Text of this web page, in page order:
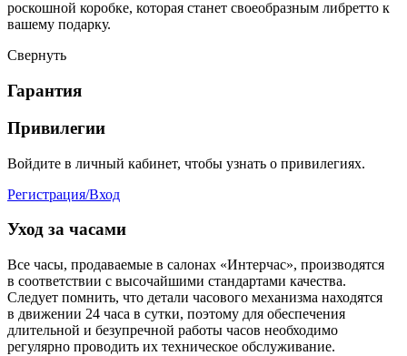
роскошной коробке, которая станет своеобразным либретто к
вашему подарку.
Свернуть
Гарантия
Привилегии
Войдите в личный кабинет, чтобы узнать о привилегиях.
Регистрация/Вход
Уход за часами
Все часы, продаваемые в салонах «Интерчас», производятся
в соответствии с высочайшими стандартами качества.
Следует помнить, что детали часового механизма находятся
в движении 24 часа в сутки, поэтому для обеспечения
длительной и безупречной работы часов необходимо
регулярно проводить их техническое обслуживание.